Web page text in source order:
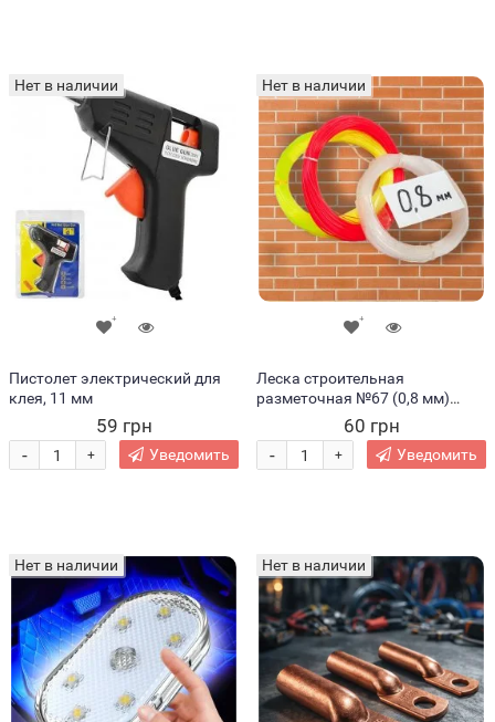
Нет в наличии
Пистолет электрический для
клея, 11 мм
59 грн
+
- Уведомить
Нет в наличии
Леска строительная
разметочная №67 (0,8 мм)
цветная (2021)60 грн
+
- Уведомить
Нет в наличии Нет в наличии